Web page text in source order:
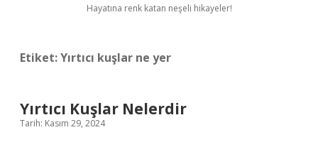
Yasal Uyarı
Hayatına renk katan neşeli hikayeler!
Etiket:Yırtıcı kuşlar ne yer
Yırtıcı Kuşlar Nelerdir
Tarih: Kasım 29, 2024